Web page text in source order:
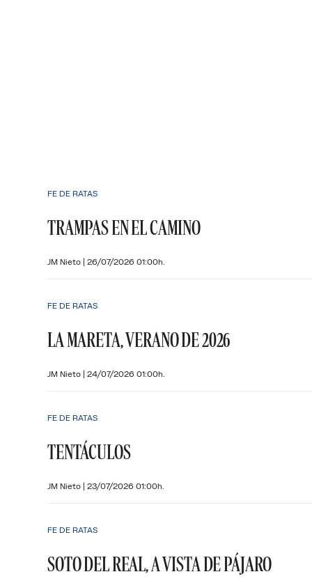
FE DE RATAS
TRAMPAS EN EL CAMINO
JM Nieto | 26/07/2026 01:00h.
FE DE RATAS
LA MARETA, VERANO DE 2026
JM Nieto | 24/07/2026 01:00h.
FE DE RATAS
TENTÁCULOS
JM Nieto | 23/07/2026 01:00h.
FE DE RATAS
SOTO DEL REAL, A VISTA DE PÁJARO